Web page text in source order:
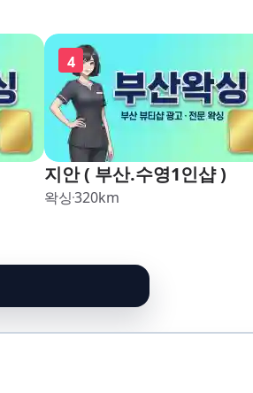
4
지안 ( 부산.수영1인샵 )
왁싱320km